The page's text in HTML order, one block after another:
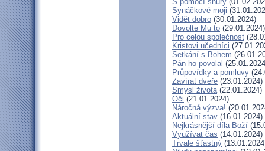
Synáčkové moji
Vidět dobro (30.01.2024)
Dovolte Mu to (29.01.2024)
Pro celou společnost
Kristovi učedníci
Setkání s Bohem
Pán ho povolal
Průpovídky a pomluvy
Zavírat dveře (23.01.2024)
Smysl života(22.01.2024)
Oči (21.01.2024)
Náročná výzva!
Aktuální stav (16.01.2024)
Nejkrásnější díla Boží
Využívat čas (14.01.2024)
Trvale šťastný